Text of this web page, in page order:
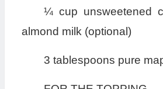
¼ cup unsweetened
almond milk (optional)
3 tablespoons pure